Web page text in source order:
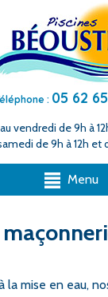
: 05 62
vendredi de 9h à
de 9h à 12h et
Menu
la mise en eau,